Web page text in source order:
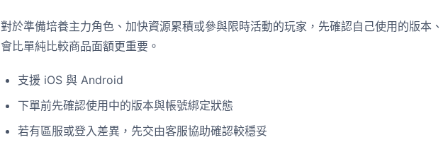
對於準備培養主力角色、加快資源累積或參與限時活動的玩家，先確認自己使用的版本
會比單純比較商品面額更重要。
支援 iOS 與 Android
下單前先確認使用中的版本與帳號綁定狀態
若有區服或登入差異，先交由客服協助確認較穩妥